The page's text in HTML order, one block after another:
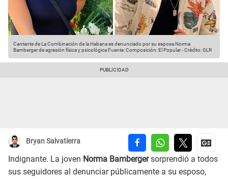
Cantante de La Combinación de la Habana es denunciado por su esposa Norma
Bamberger de agresión física y psicológicaFuente: Composición: El Popular-Crédito: GLR
Bryan Salvatierra
Indignante. La joven Norma Bambergersorprendió a todos
sus seguidores al denunciar públicamente a su esposo,